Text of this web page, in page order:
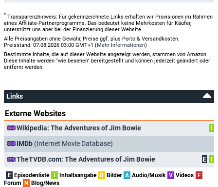
* Transparenzhinweis: Für gekennzeichnete Links erhalten wir Provisionen im Rahmen
eines Affiliate-Partnerprogramms. Das bedeutet keine Mehrkosten für Käufer,
unterstützt uns aber bei der Finanzierung dieser Website.
Alle Preisangaben ohne Gewähr, Preise ggf. plus Porto & Versandkosten.
Preisstand: 07.08.2026 03:00 GMT+1 (Mehr Informationen)
Bestimmte Inhalte, die auf dieser Website angezeigt werden, stammen von Amazon.
Diese Inhalte werden "wie besehen" bereitgestellt und können jederzeit geändert oder
entfernt werden.
Links
Externe Websites
Wikipedia: The Adventures of Jim Bowie
I
IMDb (Internet Movie Database)
TheTVDB.com: The Adventures of Jim Bowie
E I
E Episodenliste I Inhaltsangabe B Bilder A Audio/Musik V Videos F
Forum N Blog/News